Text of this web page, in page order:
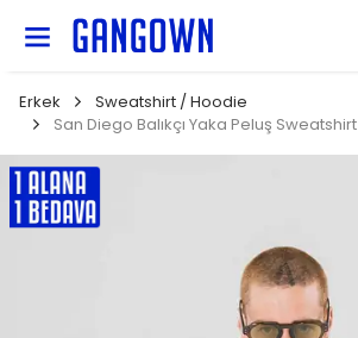
Erkek
Sweatshirt / Hoodie
San Diego Balıkçı Yaka Peluş Sweatshirt